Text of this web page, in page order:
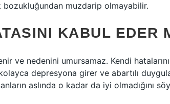
muzdarip olmayabilir.
KABUL EDER
ve nedenini umursamaz. Kendi
depresyona girer ve abartılı
aslında o kadar da iyi olmadığını